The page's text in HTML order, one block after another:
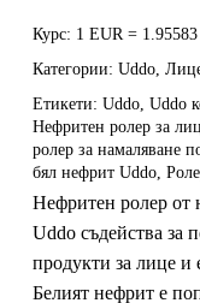
Курс: 1 EUR =
Категории: Uddo,
Етикети: Uddo, Uddo
Нефритен ролер за
ролер за намаляване
бял нефрит Uddo,
Нефритен ролер от
Uddo съдейства за
продукти за лице и
Белият нефрит е